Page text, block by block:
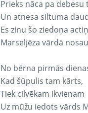
Prieks nāca pa debesu
Un atnesa siltuma
Es zinu šo ziedoņa
Marseljēza vārdā
No bērna pirmās
Kad šūpulis tam kārts,
Tiek cilvēkam ikvienam
Uz mūžu iedots vārds